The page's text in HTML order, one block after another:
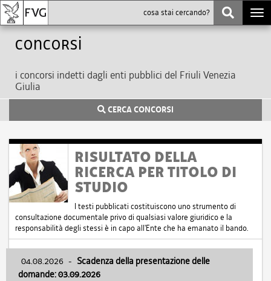
Concorsi
i concorsi indetti dagli enti pubblici del Friuli Venezia
Giulia
CERCA CONCORSI
RISULTATO DELLA
RICERCA PER TITOLO DI
STUDIO
I testi pubblicati costituiscono uno strumento di
consultazione documentale privo di qualsiasi valore giuridico e la
responsabilità degli stessi è in capo all'Ente che ha emanato il bando.
04.08.2026 - Scadenza della presentazione delle
domande: 03.09.2026